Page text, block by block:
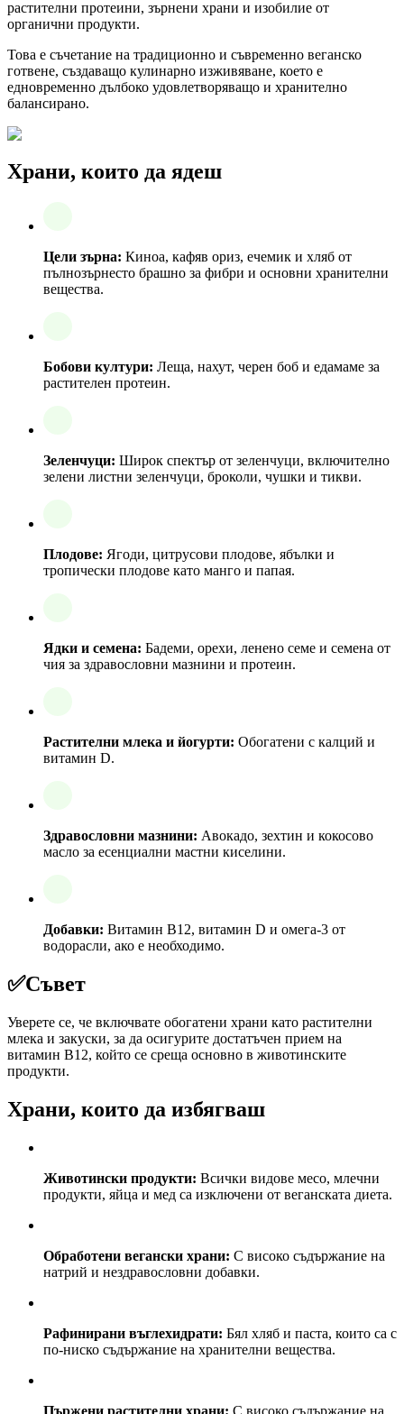
растителни протеини, зърнени храни и изобилие от
органични продукти.
Това е съчетание на традиционно и съвременно веганско
готвене, създаващо кулинарно изживяване, което е
едновременно дълбоко удовлетворяващо и хранително
балансирано.
Храни, които да ядеш
Цели зърна: Киноа, кафяв ориз, ечемик и хляб от
пълнозърнесто брашно за фибри и основни хранителни
вещества.
Бобови култури: Леща, нахут, черен боб и едамаме за
растителен протеин.
Зеленчуци: Широк спектър от зеленчуци, включително
зелени листни зеленчуци, броколи, чушки и тикви.
Плодове: Ягоди, цитрусови плодове, ябълки и
тропически плодове като манго и папая.
Ядки и семена: Бадеми, орехи, ленено семе и семена от
чия за здравословни мазнини и протеин.
Растителни млека и йогурти: Обогатени с калций и
витамин D.
Здравословни мазнини: Авокадо, зехтин и кокосово
масло за есенциални мастни киселини.
Добавки: Витамин B12, витамин D и омега-3 от
водорасли, ако е необходимо.
✅Съвет
Уверете се, че включвате обогатени храни като растителни
млека и закуски, за да осигурите достатъчен прием на
витамин B12, който се среща основно в животинските
продукти.
Храни, които да избягваш
Животински продукти: Всички видове месо, млечни
продукти, яйца и мед са изключени от веганската диета.
Обработени вегански храни: С високо съдържание на
натрий и нездравословни добавки.
Рафинирани въглехидрати: Бял хляб и паста, които са с
по-ниско съдържание на хранителни вещества.
Пържени растителни храни: С високо съдържание на